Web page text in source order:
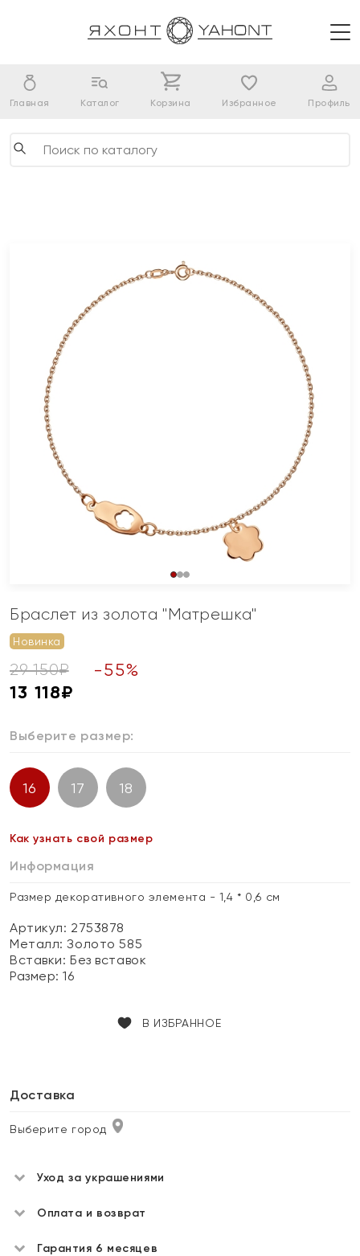
Главная Каталог Корзина Избранное Профиль
Браслет из золота "Матрешка"
Новинка
29 150₽ -55%
13 118₽
Выберите размер:
16 17 18
Как узнать свой размер
Информация
Размер декоративного элемента - 1,4 * 0,6 см
Артикул: 2753878
Металл:Золото 585
Вставки:Без вставок
Размер:16
В ИЗБРАННОЕ
Доставка
Выберите город
Уход за украшениями
Оплата и возврат
Гарантия 6 месяцев